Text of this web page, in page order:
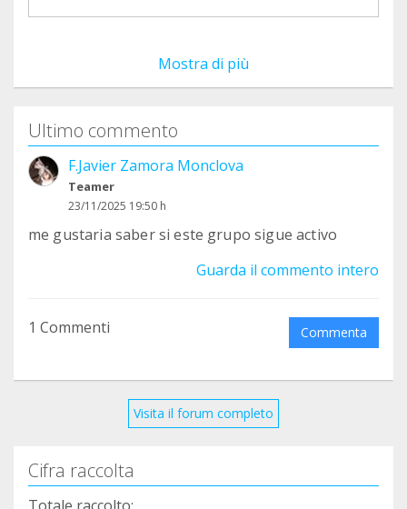
Mostra di più
Ultimo commento
F.Javier Zamora Monclova
Teamer
23/11/2025 19:50 h
me gustaria saber si este grupo sigue activo
Guarda il commento intero
1 Commenti Commenta
Visita il forum completo
Cifra raccolta